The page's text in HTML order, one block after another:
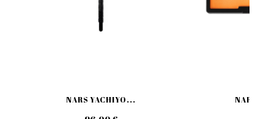
NARS YACHIYO... NARS